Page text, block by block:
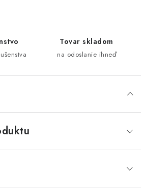
Tovar skladom
na odoslanie ihneď